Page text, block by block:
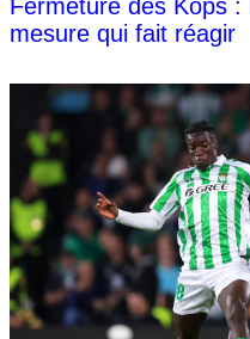
Fermeture des Kops :
mesure qui fait réagir